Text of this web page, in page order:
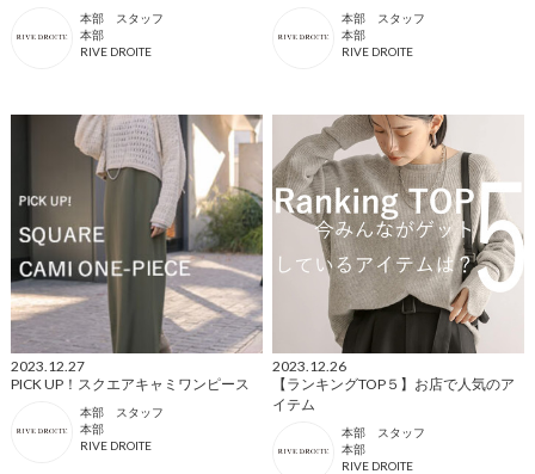
本部 スタッフ
本部
RIVE DROITE
本部 スタッフ
本部
RIVE DROITE
2023.12.27
PICK UP！スクエアキャミワンピース
本部 スタッフ
本部
RIVE DROITE
2023.12.26
【ランキングTOP５】お店で人気のア
イテム
本部 スタッフ
本部
RIVE DROITE